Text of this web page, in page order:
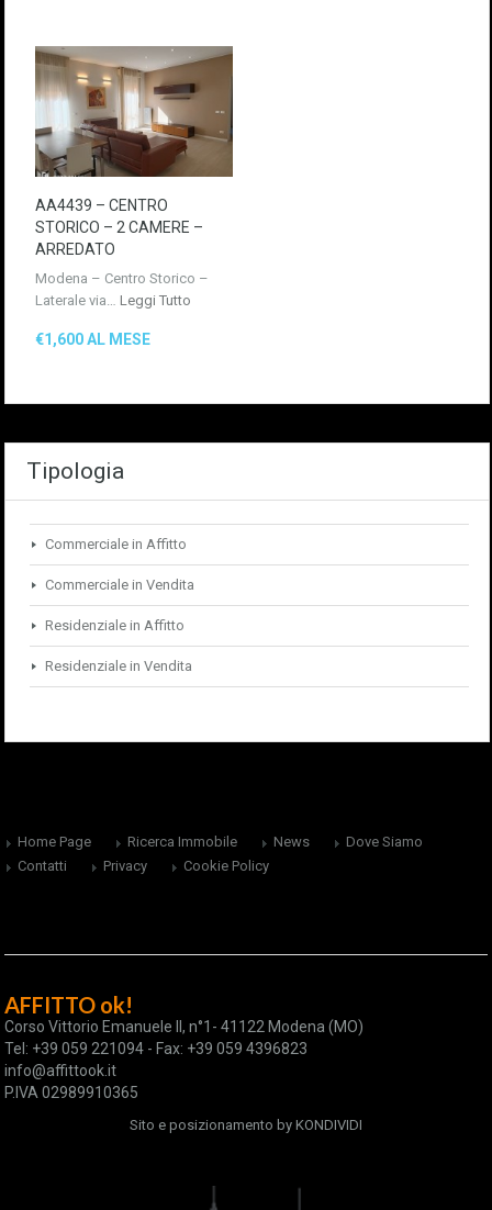
AA4439 – CENTRO
STORICO – 2 CAMERE –
ARREDATO
Modena – Centro Storico –
Laterale via… Leggi Tutto
€1,600 AL MESE
Tipologia
Commerciale in Affitto
Commerciale in Vendita
Residenziale in Affitto
Residenziale in Vendita
Home Page Ricerca Immobile News
Dove Siamo
Contatti
Privacy Cookie Policy
AFFITTO ok!
Corso Vittorio Emanuele II, n°1- 41122 Modena (MO)
Tel: +39 059 221094 - Fax: +39 059 4396823
info@affittook.it
P.IVA 02989910365
Sito e posizionamento by KONDIVIDI